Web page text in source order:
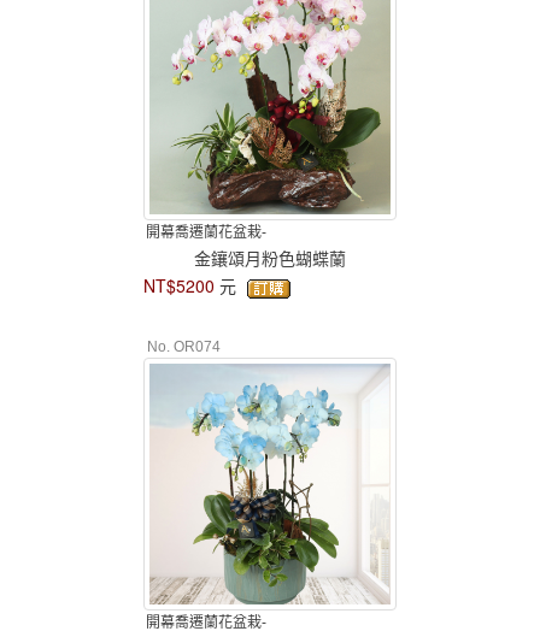
開幕喬遷蘭花盆栽-
金鑲頌月粉色蝴蝶蘭
NT$5200 元
No. OR074
開幕喬遷蘭花盆栽-